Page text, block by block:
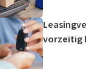
vorzeitig